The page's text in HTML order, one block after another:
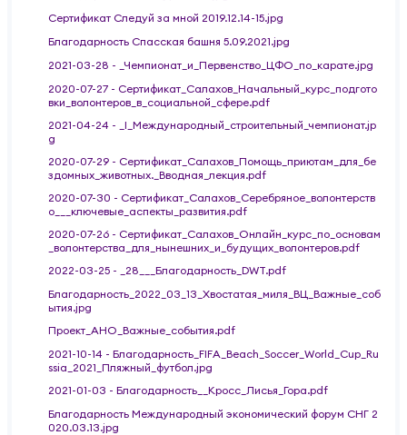
Сертификат Следуй за мной 2019.12.14-15.jpg
Благодарность Спасская башня 5.09.2021.jpg
2021-03-28 - _Чемпионат_и_Первенство_ЦФО_по_карате.jpg
2020-07-27 - Сертификат_Салахов_Начальный_курс_подгото
вки_волонтеров_в_социальной_сфере.pdf
2021-04-24 - _I_Международный_строительный_чемпионат.jp
g
2020-07-29 - Сертификат_Салахов_Помощь_приютам_для_бе
здомных_животных._Вводная_лекция.pdf
2020-07-30 - Сертификат_Салахов_Серебряное_волонтерств
о___ключевые_аспекты_развития.pdf
2020-07-26 - Сертификат_Салахов_Онлайн_курс_по_основам
_волонтерства_для_нынешних_и_будущих_волонтеров.pdf
2022-03-25 - _28___Благодарность_DWT.pdf
Благодарность_2022_03_13_Хвостатая_миля_ВЦ_Важные_соб
ытия.jpg
Проект_АНО_Важные_события.pdf
2021-10-14 - Благодарность_FIFA_Beach_Soccer_World_Cup_Ru
ssia_2021_Пляжный_футбол.jpg
2021-01-03 - Благодарность__Кросс_Лисья_Гора.pdf
Благодарность Международный экономический форум СНГ 2
020.03.13.jpg